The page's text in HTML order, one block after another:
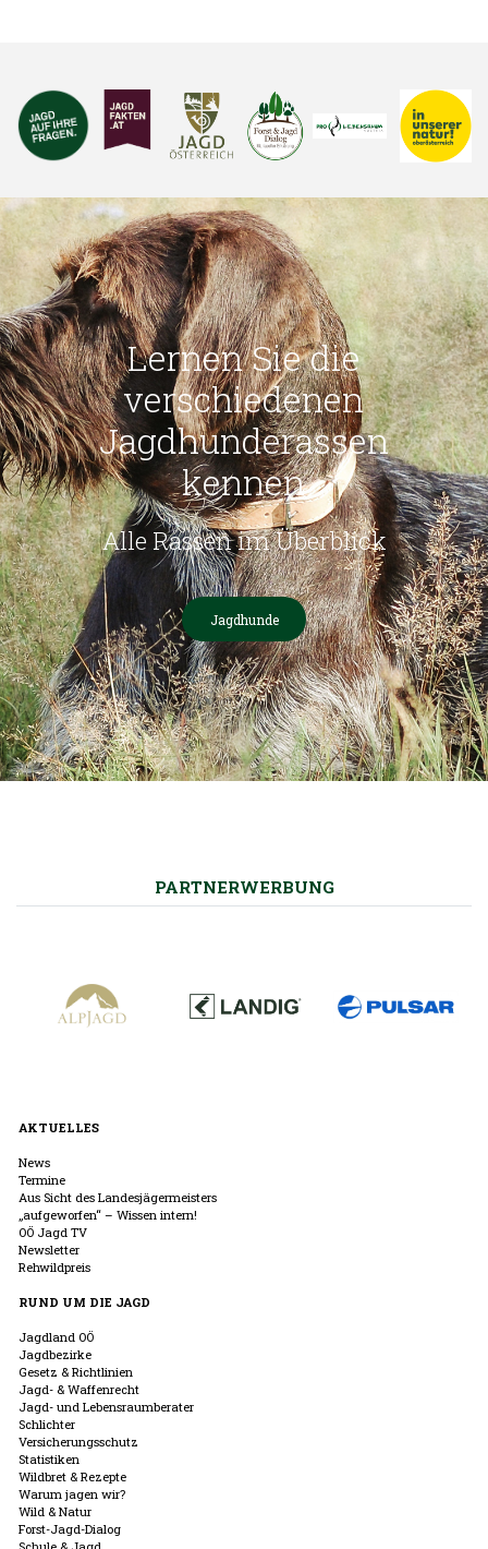
Lernen Sie die
verschiedenen
Jagdhunderassen
kennen
Alle Rassen im Überblick
Jagdhunde
PARTNERWERBUNG
AKTUELLES
News
Termine
Aus Sicht des Landesjägermeisters
„aufgeworfen“ – Wissen intern!
OÖ Jagd TV
Newsletter
Rehwildpreis
RUND UM DIE JAGD
Jagdland OÖ
Jagdbezirke
Gesetz & Richtlinien
Jagd- & Waffenrecht
Jagd- und Lebensraumberater
Schlichter
Versicherungsschutz
Statistiken
Wildbret & Rezepte
Warum jagen wir?
Wild & Natur
Forst-Jagd-Dialog